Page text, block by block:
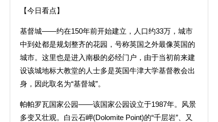
【今日看点】
基督城——约在150年前开始建立，人口约33万，城市
中到处都是规划整齐的花园，号称英国之外最像英国的
城市。这里也是进入南极的必经门户，由于当初前来建
设该城地标大教堂的人士多是英国牛津大学基督教会出
身，因此取名为“基督城”。
帕帕罗瓦国家公园——该国家公园设立于1987年。风景
多变又壮观。白云石岬(Dolomite Point)的“千层岩”、又